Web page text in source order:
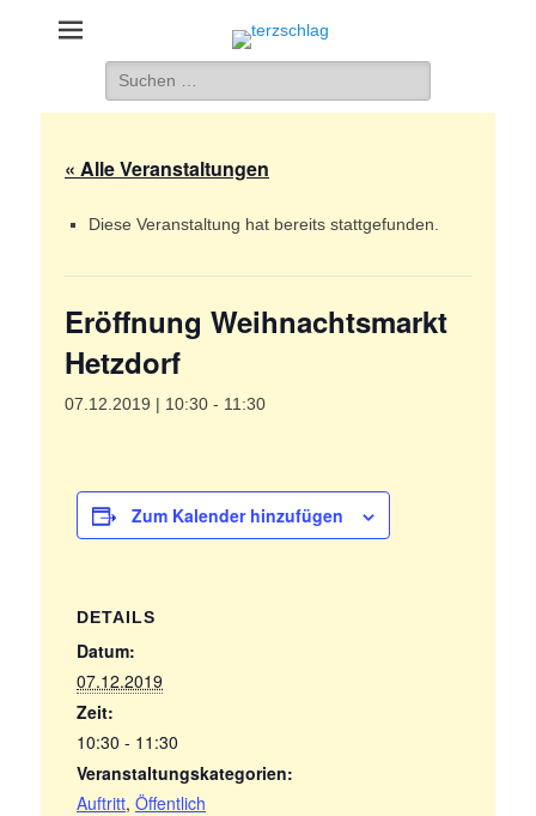
terzschlag
Gemischter Chor Hetzdorf e. V.
Suche
nach:
« Alle Veranstaltungen
Diese Veranstaltung hat bereits stattgefunden.
Eröffnung Weihnachtsmarkt
Hetzdorf
07.12.2019 | 10:30 - 11:30
Zum Kalender hinzufügen
DETAILS
Datum:
07.12.2019
Zeit:
10:30 - 11:30
Veranstaltungskategorien:
Auftritt, Öffentlich